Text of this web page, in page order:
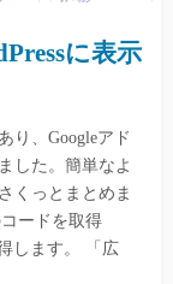
に表示
り、Googleアド
した。簡単なよ
くっとまとめま
ードを取得
します。 「広